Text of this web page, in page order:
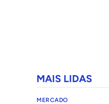
MAIS LIDAS
MERCADO